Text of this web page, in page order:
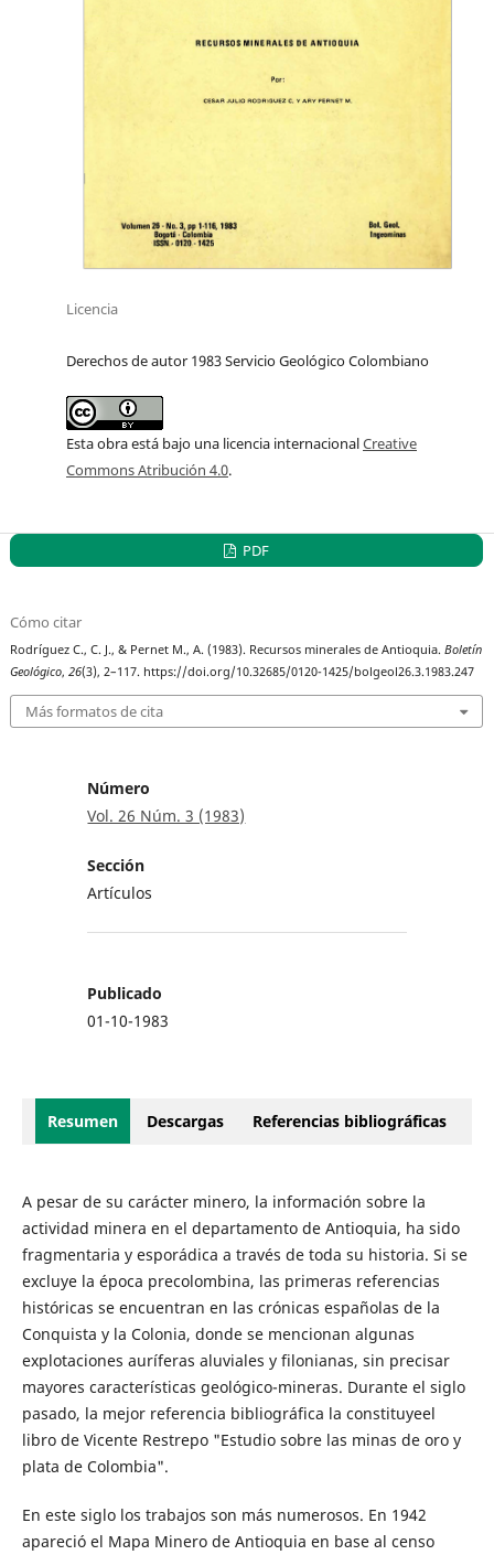
Licencia
Derechos de autor 1983 Servicio Geológico Colombiano
Esta obra está bajo una licencia internacionalCreative
Commons Atribución 4.0.
PDF
Cómo citar
Rodríguez C., C. J., & Pernet M., A. (1983). Recursos minerales de Antioquia.Boletín
Geológico,26(3), 2–117. https://doi.org/10.32685/0120-1425/bolgeol26.3.1983.247
Más formatos de cita
Número
Vol. 26 Núm. 3 (1983)
Sección
Artículos
Publicado
01-10-1983
Resumen Descargas Referencias bibliográficas
A pesar de su carácter minero, la información sobre la
actividad minera en el departamento de Antioquia, ha sido
fragmentaria y esporádica a través de toda su historia. Si se
excluye la época precolombina, las primeras referencias
históricas se encuentran en las crónicas españolas de la
Conquista y la Colonia, donde se mencionan algunas
explotaciones auríferas aluviales y filonianas, sin precisar
mayores características geológico-mineras. Durante el siglo
pasado, la mejor referencia bibliográfica la constituyeel
libro de Vicente Restrepo "Estudio sobre las minas de oro y
plata de Colombia".
En este siglo los trabajos son más numerosos. En 1942
apareció el Mapa Minero de Antioquia en base al censo